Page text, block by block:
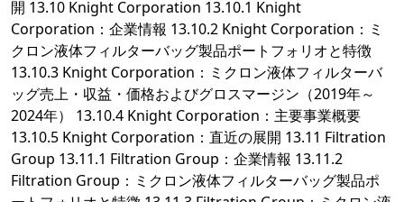
開 13.10 Knight Corporation 13.10.1 Knight
Corporation：企業情報 13.10.2 Knight Corporation：ミ
クロン液体フィルターバッグ製品ポートフォリオと特徴
13.10.3 Knight Corporation：ミクロン液体フィルターバ
ッグ売上・収益・価格およびグロスマージン（2019年～
2024年） 13.10.4 Knight Corporation：主要事業概要
13.10.5 Knight Corporation：直近の展開 13.11 Filtration
Group 13.11.1 Filtration Group：企業情報 13.11.2
Filtration Group：ミクロン液体フィルターバッグ製品ポ